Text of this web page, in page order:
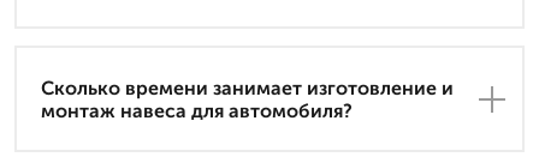
Сколько времени занимает изготовление и
монтаж навеса для автомобиля?